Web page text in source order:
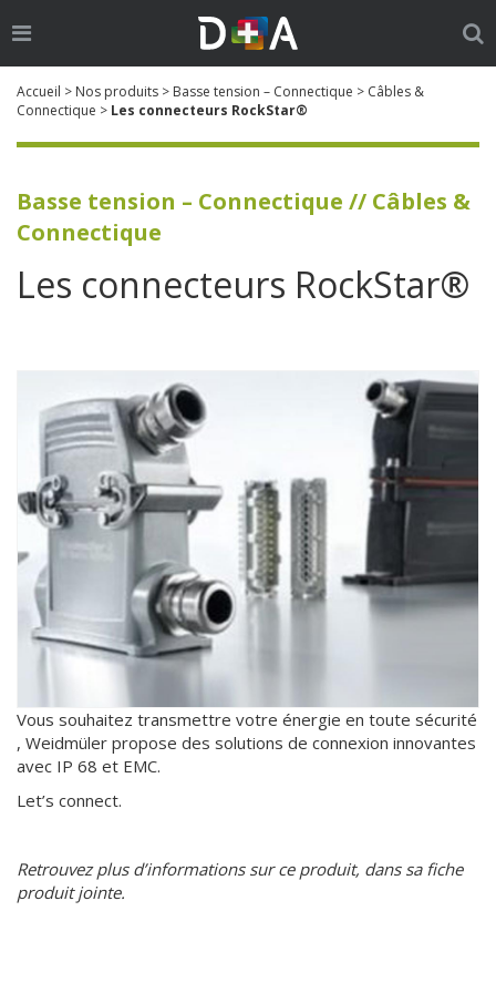
Ouvrir
le
menu
la
Go
Accueil > Nos produits > Basse tension – Connectique > Câbles &
Connectique > Les connecteurs RockStar®
Basse tension – Connectique // Câbles &
Connectique
Les connecteurs RockStar®
Vous souhaitez transmettre votre énergie en toute sécurité
, Weidmüler propose des solutions de connexion innovantes
avec IP 68 et EMC.
Let’s connect.
Retrouvez plus d’informations sur ce produit, dans sa fiche
produit jointe.